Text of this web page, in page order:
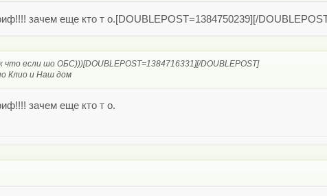
зачем еще кто т о.[DOUBLEPOST=1384750239][/
что если шо ОБС)))[DOUBLEPOST=1384716331][/DOUBLEPOST]
Клио и Наш дом
зачем еще кто т о.